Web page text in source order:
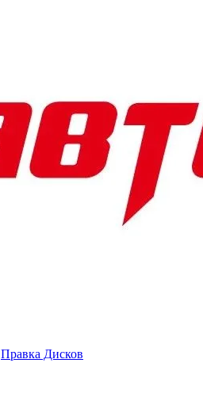
Правка Дисков